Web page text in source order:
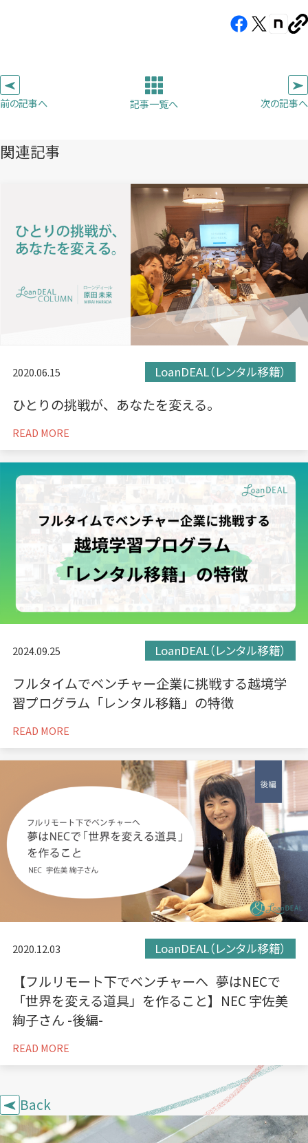
Facebook（新
す）
X（新
す）
note（新
で
す）
ー
前の記事へ 記事一覧へ 次の記事へ
関連記事
2020.06.15 LoanDEAL（レンタル移籍）
ひとりの挑戦が、あなたを変える。
READ MORE
2024.09.25 LoanDEAL（レンタル移籍）
フルタイムでベンチャー企業に挑戦する越境学
習プログラム「レンタル移籍」の特徴
READ MORE
2020.12.03 LoanDEAL（レンタル移籍）
【フルリモート下でベンチャーへ 夢はNECで
「世界を変える道具」を作ること】NEC 宇佐美
絢子さん -後編-
READ MORE
Back